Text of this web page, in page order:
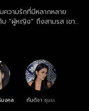
ความรักที่มีหลากหลาย
บ “ผู้หญิง” ถึงสามรส เขา
ง?
งคล
กันติชา ชุมมะ